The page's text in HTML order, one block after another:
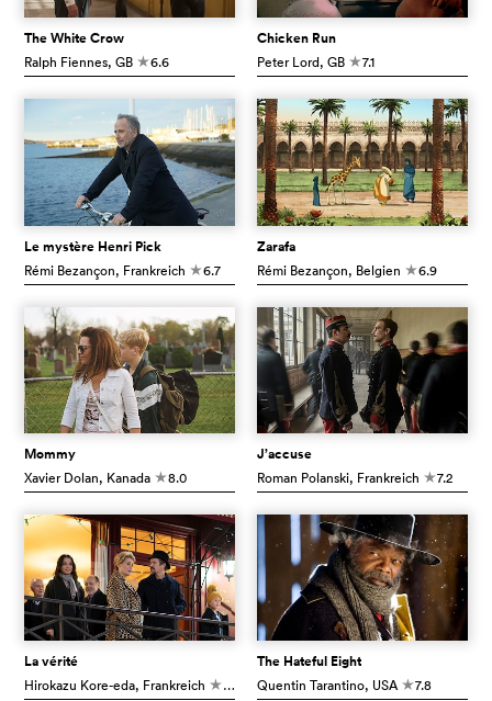
The White Crow
Ralph Fiennes, GB c6.6
Chicken Run
Peter Lord, GB c7.1
Le mystère Henri Pick
Rémi Bezançon, Frankreich c6.7
Zarafa
Rémi Bezançon, Belgien c6.9
Mommy
Xavier Dolan, Kanada c8.0
J’accuse
Roman Polanski, Frankreich c7.2
La vérité
Hirokazu Kore-eda, Frankreich c6.5
The Hateful Eight
Quentin Tarantino, USA c7.8